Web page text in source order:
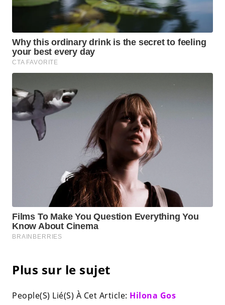
Plus sur le sujet
People(S) Lié(S) À Cet Article: Hilona Gos